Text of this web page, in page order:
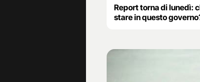
Report torna di lunedì:
stare in questo